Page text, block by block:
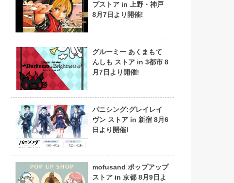
プストア in 上野・神戸
8月7日より開催!
グルーミー あくまもて
んしも ストア in 3都市 8
月7日より開催!
パニシング:グレイレイ
ヴン ストア in 新宿 8月6
日より開催!
mofusand ポップアップ
ストア in 京都 8月9日よ